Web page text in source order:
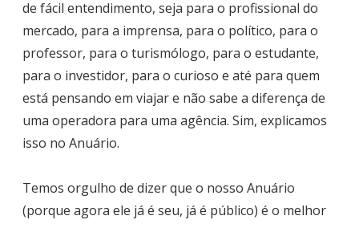
de fácil entendimento, seja para o profissional do
mercado, para a imprensa, para o político, para o
professor, para o turismólogo, para o estudante,
para o investidor, para o curioso e até para quem
está pensando em viajar e não sabe a diferença de
uma operadora para uma agência. Sim, explicamos
isso no Anuário.
Temos orgulho de dizer que o nosso Anuário
(porque agora ele já é seu, já é público) é o melhor